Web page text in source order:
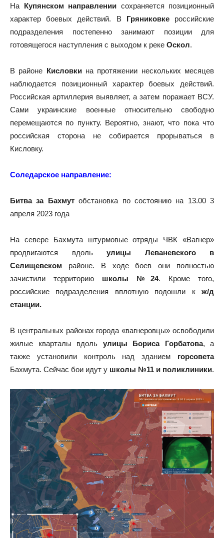
На Купянском направлении сохраняется позиционный
характер боевых действий. В Гряниковкероссийские
подразделения постепенно занимают позиции для
готовящегося наступления с выходом к реке Оскол.
В районе Кисловкина протяжении нескольких месяцев
наблюдается позиционный характер боевых действий.
Российская артиллерия выявляет, а затем поражает ВСУ.
Сами украинские военные относительно свободно
перемещаются по пункту. Вероятно, знают, что пока что
российская сторона не собирается прорываться в
Кисловку.
Соледарское направление:
Битва за Бахмутобстановка по состоянию на 13.00 3
апреля 2023 года
На севере Бахмута штурмовые отряды ЧВК «Вагнер»
продвигаются вдоль улицы Леваневского в
Селищевском районе. В ходе боев они полностью
зачистили территорию школы №24. Кроме того,
российские подразделения вплотную подошли к ж/д
станции.
В центральных районах города «вагнеровцы» освободили
жилые кварталы вдоль улицы Бориса Горбатова, а
также установили контроль над зданием горсовета
Бахмута. Сейчас бои идут у школы №11 и поликлиники.